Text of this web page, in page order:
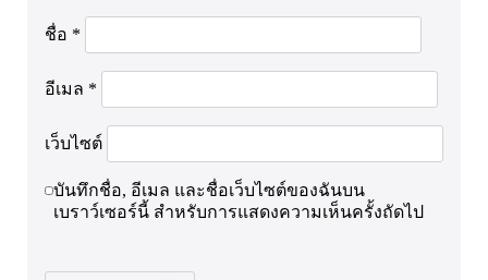
ชื่อ *
อีเมล *
เว็บไซต์
บันทึกชื่อ, อีเมล และชื่อเว็บไซต์ของฉันบน
เบราว์เซอร์นี้ สำหรับการแสดงความเห็นครั้งถัดไป